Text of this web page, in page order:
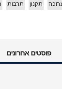
תקנון תרבות
פוסטים אחרונים